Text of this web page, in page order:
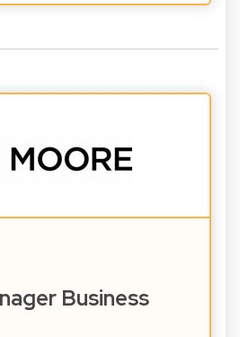
Business